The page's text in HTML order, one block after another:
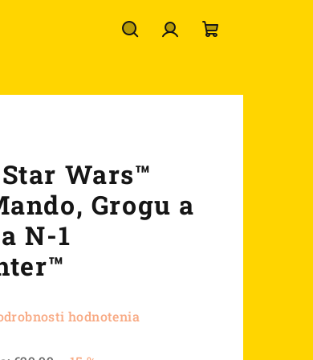
košík
Wars™
Grogu a
N-1
hodnotenia